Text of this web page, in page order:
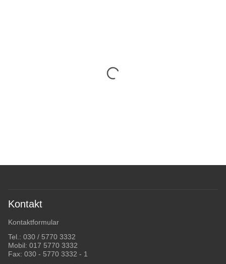
Kontakt
Kontaktformular
Tel.: 030 / 5770 3332
Mobil: 017 5770 3332
Fax: 030 - 5770 3332 - 1